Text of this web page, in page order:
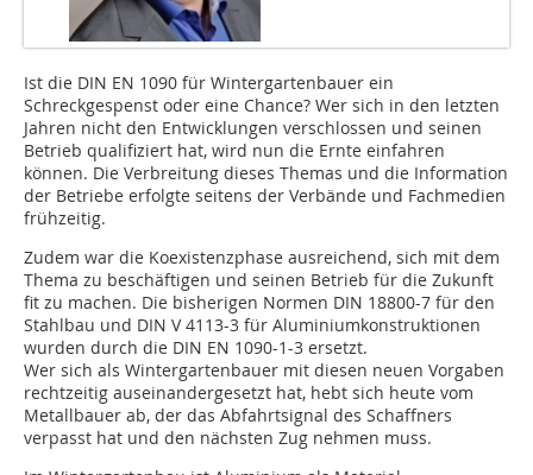
Ist die DIN EN 1090 für Wintergartenbauer ein
Schreckgespenst oder eine Chance? Wer sich in den letzten
Jahren nicht den Entwicklungen verschlossen und seinen
Betrieb qualifiziert hat, wird nun die Ernte einfahren
können. Die Verbreitung dieses Themas und die Information
der Betriebe erfolgte seitens der Verbände und Fachmedien
frühzeitig.
Zudem war die Koexistenzphase ausreichend, sich mit dem
Thema zu beschäftigen und seinen Betrieb für die Zukunft
fit zu machen. Die bisherigen Normen DIN 18800-7 für den
Stahlbau und DIN V 4113-3 für Aluminiumkonstruktionen
wurden durch die DIN EN 1090-1-3 ersetzt.
Wer sich als Wintergartenbauer mit diesen neuen Vorgaben
rechtzeitig auseinandergesetzt hat, hebt sich heute vom
Metallbauer ab, der das Abfahrtsignal des Schaffners
verpasst hat und den nächsten Zug nehmen muss.